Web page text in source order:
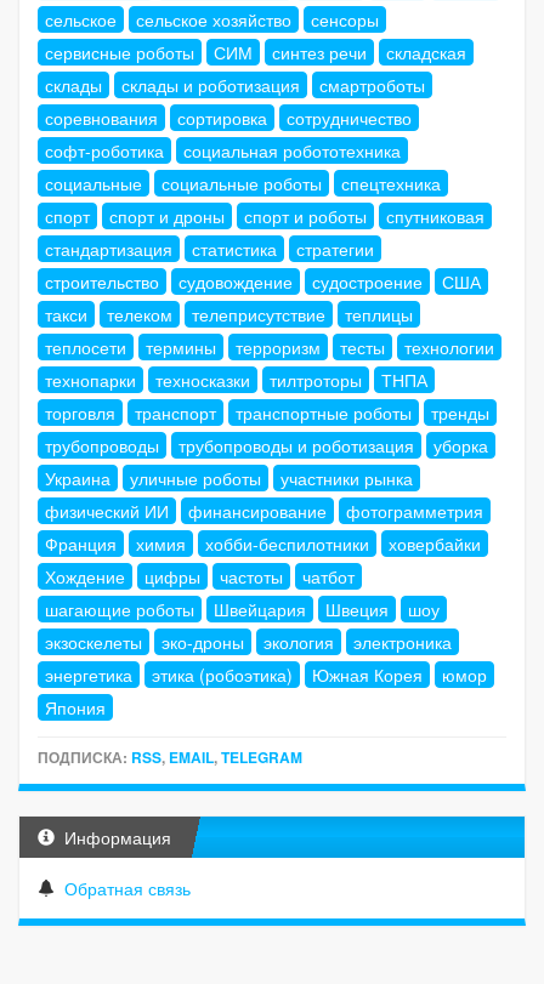
сельское
сельское хозяйство
сенсоры
сервисные роботы
СИМ синтез речи
складская
склады
склады и роботизация
смартроботы
соревнования
сортировка
сотрудничество
софт-роботика
социальная робототехника
социальные
социальные роботы
спецтехника
спорт
спорт и дроны спорт и роботы
спутниковая
стандартизация
статистика
стратегии
строительство
судовождение судостроение
США
такси
телеком телеприсутствие
теплицы
теплосети
термины терроризм тесты
технологии
технопарки
техносказки тилтроторы
ТНПА
торговля
транспорт транспортные роботы
тренды
трубопроводы
трубопроводы и роботизация
уборка
Украина
уличные роботы
участники рынка
физический ИИ
финансирование
фотограмметрия
Франция
химия хобби-беспилотники
ховербайки
Хождение
цифры частоты
чатбот
шагающие роботы
Швейцария Швеция
шоу
экзоскелеты
эко-дроны экология
электроника
энергетика
этика (робоэтика) Южная Корея
юмор
Япония
ПОДПИСКА: RSS, EMAIL,TELEGRAM
Информация
Обратная связь